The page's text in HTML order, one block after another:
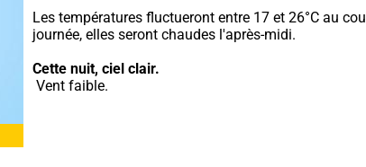
Les températures fluctueront entre 17 et 26°C au
journée, elles seront chaudes l'après-midi.
Cette nuit, ciel clair.
Vent faible.